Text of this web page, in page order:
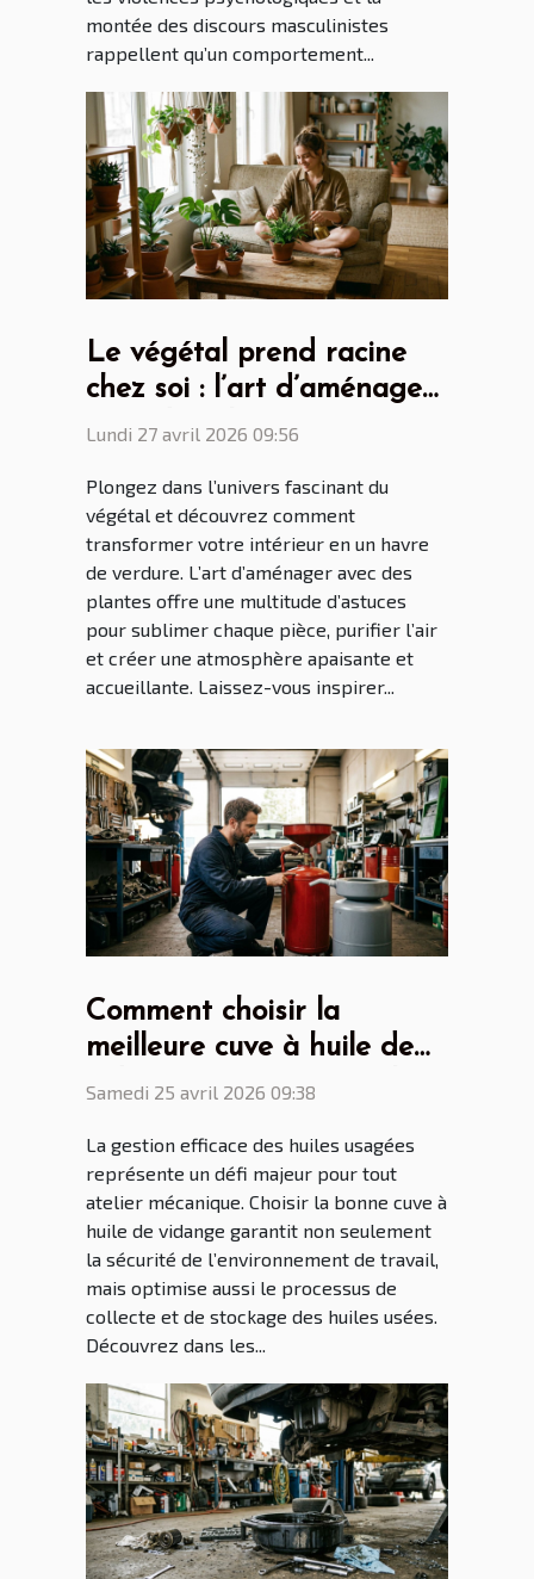
montée des discours masculinistes
rappellent qu’un comportement...
Le végétal prend racine
chez soi : l’art d’aménager
avec des plantes
Lundi 27 avril 2026 09:56
Plongez dans l’univers fascinant du
végétal et découvrez comment
transformer votre intérieur en un havre
de verdure. L’art d’aménager avec des
plantes offre une multitude d’astuces
pour sublimer chaque pièce, purifier l’air
et créer une atmosphère apaisante et
accueillante. Laissez-vous inspirer...
Comment choisir la
meilleure cuve à huile de
vidange pour votre atelier
Samedi 25 avril 2026 09:38
La gestion efficace des huiles usagées
représente un défi majeur pour tout
atelier mécanique. Choisir la bonne cuve à
huile de vidange garantit non seulement
la sécurité de l’environnement de travail,
mais optimise aussi le processus de
collecte et de stockage des huiles usées.
Découvrez dans les...